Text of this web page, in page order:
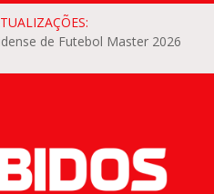
de Futebol Master 2026